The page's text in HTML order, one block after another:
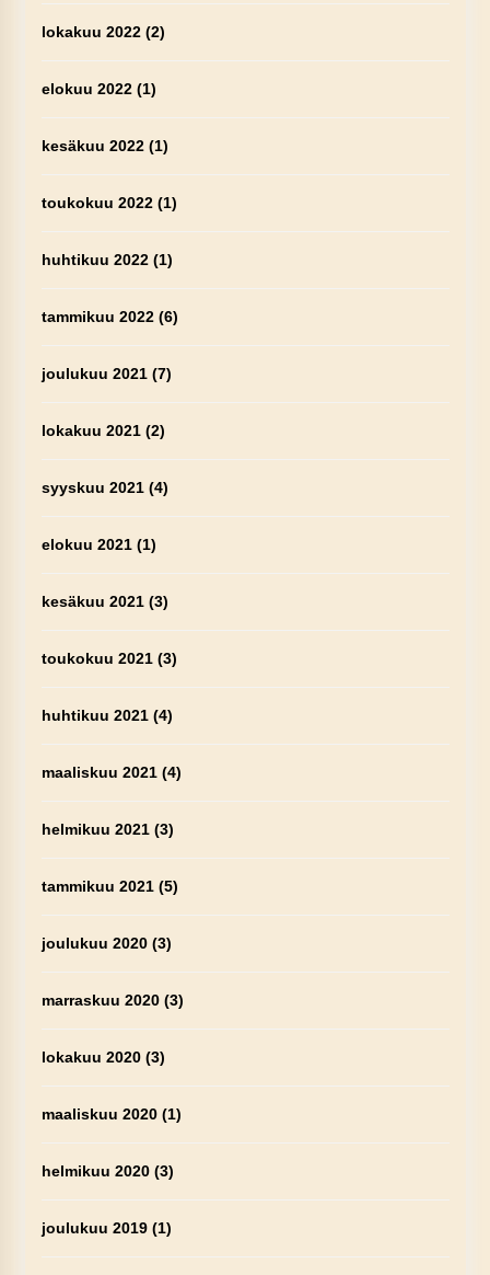
lokakuu 2022(2)
elokuu 2022(1)
kesäkuu 2022(1)
toukokuu 2022(1)
huhtikuu 2022(1)
tammikuu 2022(6)
joulukuu 2021(7)
lokakuu 2021(2)
syyskuu 2021(4)
elokuu 2021(1)
kesäkuu 2021(3)
toukokuu 2021(3)
huhtikuu 2021(4)
maaliskuu 2021(4)
helmikuu 2021(3)
tammikuu 2021(5)
joulukuu 2020(3)
marraskuu 2020(3)
lokakuu 2020(3)
maaliskuu 2020(1)
helmikuu 2020(3)
joulukuu 2019(1)